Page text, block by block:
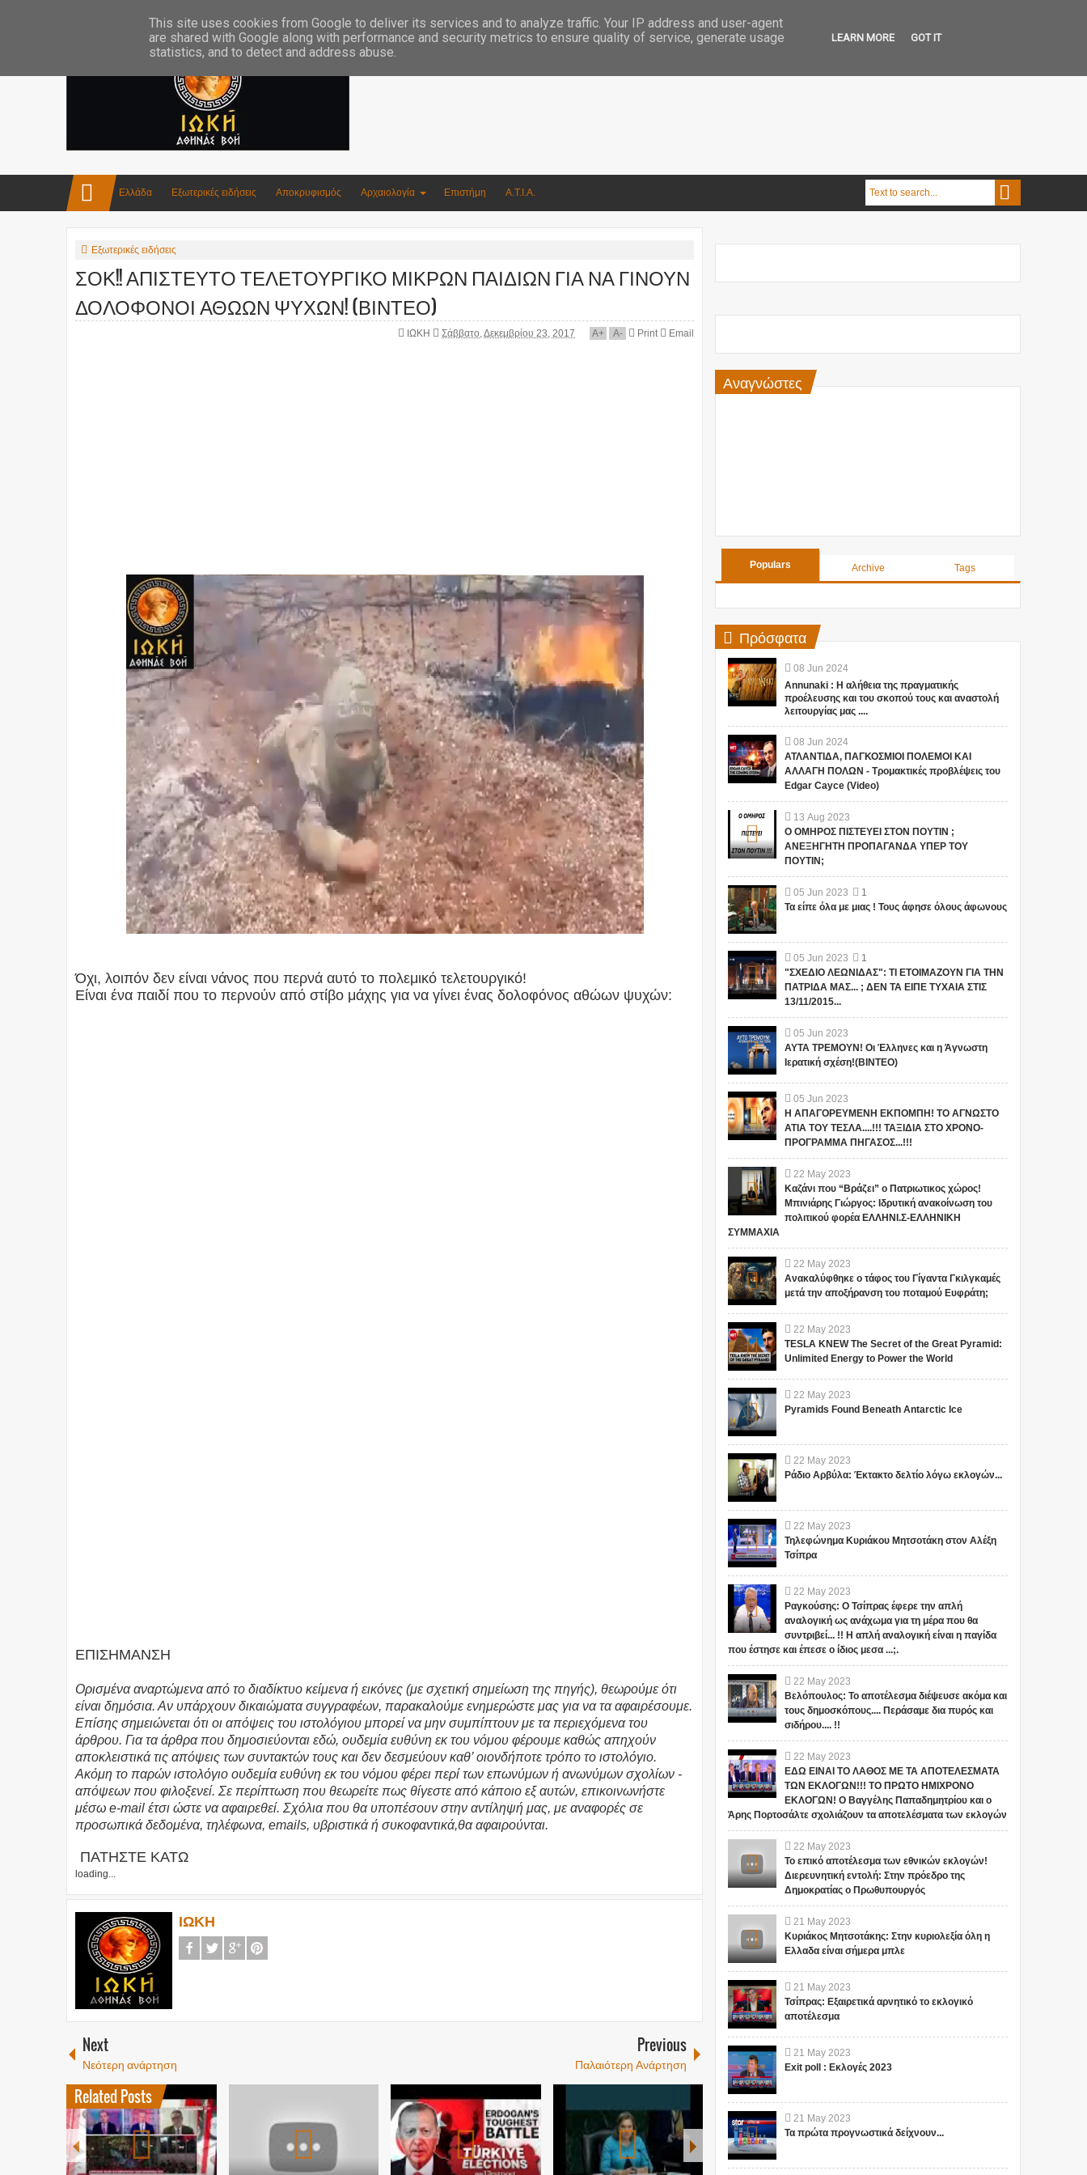
Ελλάδα Εξωτερικές ειδήσεις Αποκρυφισμός Αρχαιολογία Επιστήμη Α.Τ.Ι.Α.
Εξωτερικές ειδήσεις
ΣΟΚ!! ΑΠΙΣΤΕΥΤΟ ΤΕΛΕΤΟΥΡΓΙΚΟ ΜΙΚΡΩΝ ΠΑΙΔΙΩΝ ΓΙΑ ΝΑ ΓΙΝΟΥΝ
ΔΟΛΟΦΟΝΟΙ ΑΘΩΩΝ ΨΥΧΩΝ! (ΒΙΝΤΕΟ)
ΙΩΚΗ Σάββατο, Δεκεμβρίου 23, 2017 A+ A- Print Email
Όχι, λοιπόν δεν είναι νάνος που περνά αυτό το πολεμικό τελετουργικό!
Είναι ένα παιδί που το περνούν από στίβο μάχης για να γίνει ένας δολοφόνος αθώων ψυχών:
ΕΠΙΣΗΜΑΝΣΗ
Ορισμένα αναρτώμενα από το διαδίκτυο κείμενα ή εικόνες (με σχετική σημείωση της πηγής), θεωρούμε ότι
είναι δημόσια. Αν υπάρχουν δικαιώματα συγγραφέων, παρακαλούμε ενημερώστε μας για να τα αφαιρέσουμε.
Επίσης σημειώνεται ότι οι απόψεις του ιστολόγιου μπορεί να μην συμπίπτουν με τα περιεχόμενα του
άρθρου. Για τα άρθρα που δημοσιεύονται εδώ, ουδεμία ευθύνη εκ του νόμου φέρουμε καθώς απηχούν
αποκλειστικά τις απόψεις των συντακτών τους και δεν δεσμεύουν καθ’ οιονδήποτε τρόπο το ιστολόγιο.
Ακόμη το παρών ιστολόγιο ουδεμία ευθύνη εκ του νόμου φέρει περί των επωνύμων ή ανωνύμων σχολίων -
απόψεων που φιλοξενεί. Σε περίπτωση που θεωρείτε πως θίγεστε από κάποιο εξ αυτών, επικοινωνήστε
μέσω e-mail έτσι ώστε να αφαιρεθεί. Σχόλια που θα υποπέσουν στην αντίληψή μας, με αναφορές σε
προσωπικά δεδομένα, τηλέφωνα, emails, υβριστικά ή συκοφαντικά,θα αφαιρούνται.
ΠΑΤΗΣΤΕ ΚΑΤΩ
loading...
ΙΩΚΗ
Next
Νεότερη ανάρτηση
Previous
Παλαιότερη Ανάρτηση
Related Posts
Αναγνώστες
Populars Archive Tags
Πρόσφατα
08 Jun 2024
Annunaki : Η αλήθεια της πραγματικής
προέλευσης και του σκοπού τους και αναστολή
λειτουργίας μας ....
08 Jun 2024
ΑΤΛΑΝΤΙΔΑ, ΠΑΓΚΟΣΜΙΟΙ ΠΟΛΕΜΟΙ ΚΑΙ
ΑΛΛΑΓΗ ΠΟΛΩΝ - Τρομακτικές προβλέψεις του
Edgar Cayce (Video)
13 Aug 2023
Ο ΟΜΗΡΟΣ ΠΙΣΤΕΥΕΙ ΣΤΟΝ ΠΟΥΤΙΝ ;
ΑΝΕΞΗΓΗΤΗ ΠΡΟΠΑΓΑΝΔΑ ΥΠΕΡ ΤΟΥ
ΠΟΥΤΙΝ;
05 Jun 2023
1
Τα είπε όλα με μιας ! Τους άφησε όλους άφωνους
05 Jun 2023
1
"ΣΧΕΔΙΟ ΛΕΩΝΙΔΑΣ": ΤΙ ΕΤΟΙΜΑΖΟΥΝ ΓΙΑ ΤΗΝ
ΠΑΤΡΙΔΑ ΜΑΣ... ; ΔΕΝ ΤΑ ΕΙΠΕ ΤΥΧΑΙΑ ΣΤΙΣ
13/11/2015...
05 Jun 2023
ΑΥΤΑ ΤΡΕΜΟΥΝ! Οι Έλληνες και η Άγνωστη
Ιερατική σχέση!(ΒΙΝΤΕΟ)
05 Jun 2023
Η ΑΠΑΓΟΡΕΥΜΕΝΗ ΕΚΠΟΜΠΗ! ΤΟ ΑΓΝΩΣΤΟ
ΑΤΙΑ ΤΟΥ ΤΕΣΛΑ....!!! ΤΑΞΙΔΙΑ ΣΤΟ ΧΡΟΝΟ-
ΠΡΟΓΡΑΜΜΑ ΠΗΓΑΣΟΣ...!!!
22 May 2023
Καζάνι που “Βράζει” ο Πατριωτικος χώρος!
Μπινιάρης Γιώργος: Ιδρυτική ανακοίνωση του
πολιτικού φορέα ΕΛΛΗΝΙ.Σ-ΕΛΛΗΝΙΚΗ
ΣΥΜΜΑΧΙΑ
22 May 2023
Ανακαλύφθηκε ο τάφος του Γίγαντα Γκιλγκαμές
μετά την αποξήρανση του ποταμού Ευφράτη;
22 May 2023
TESLA KNEW The Secret of the Great Pyramid:
Unlimited Energy to Power the World
22 May 2023
Pyramids Found Beneath Antarctic Ice
22 May 2023
Ράδιο Αρβύλα: Έκτακτο δελτίο λόγω εκλογών...
22 May 2023
Τηλεφώνημα Κυριάκου Μητσοτάκη στον Αλέξη
Τσίπρα
22 May 2023
Ραγκούσης: Ο Τσίπρας έφερε την απλή
αναλογική ως ανάχωμα για τη μέρα που θα
συντριβεί... !! Η απλή αναλογική είναι η παγίδα
που έστησε και έπεσε ο ίδιος μεσα ...;.
22 May 2023
Βελόπουλος: Το αποτέλεσμα διέψευσε ακόμα και
τους δημοσκόπους.... Περάσαμε δια πυρός και
σιδήρου.... !!
22 May 2023
ΕΔΩ ΕΙΝΑΙ ΤΟ ΛΑΘΟΣ ΜΕ ΤΑ ΑΠΟΤΕΛΕΣΜΑΤΑ
ΤΩΝ ΕΚΛΟΓΩΝ!!! ΤΟ ΠΡΩΤΟ ΗΜΙΧΡΟΝΟ
ΕΚΛΟΓΩΝ! Ο Βαγγέλης Παπαδημητρίου και ο
Άρης Πορτοσάλτε σχολιάζουν τα αποτελέσματα των εκλογών
22 May 2023
Το επικό αποτέλεσμα των εθνικών εκλογών!
Διερευνητική εντολή: Στην πρόεδρο της
Δημοκρατίας ο Πρωθυπουργός
21 May 2023
Κυριάκος Μητσοτάκης: Στην κυριολεξία όλη η
Ελλαδα είναι σήμερα μπλε
21 May 2023
Τσίπρας: Εξαιρετικά αρνητικό το εκλογικό
αποτέλεσμα
21 May 2023
Exit poll : Εκλογές 2023
21 May 2023
Τα πρώτα προγνωστικά δείχνουν...
This site uses cookies from Google to deliver its services and to analyze traffic. Your IP address and user-agent
are shared with Google along with performance and security metrics to ensure quality of service, generate usage
statistics, and to detect and address abuse.
LEARN MORE GOT IT